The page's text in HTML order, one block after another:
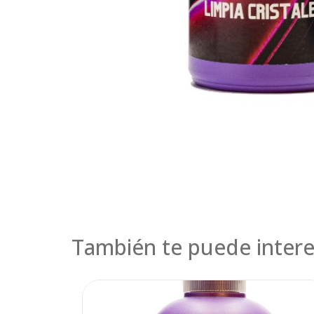
También te puede